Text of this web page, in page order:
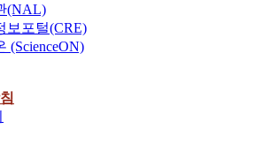
(NAL)
보포털(CRE)
(ScienceON)